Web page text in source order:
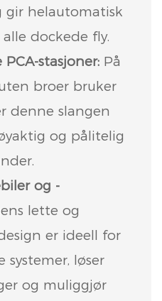
gir helautomatisk
dockede fly.
stasjoner:På
broer bruker
denne slangen
og pålitelig
og -
lette og
er ideell for
løser
og muliggjør